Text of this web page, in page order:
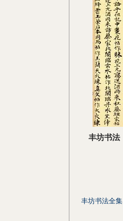
丰坊书法
丰坊书法全集